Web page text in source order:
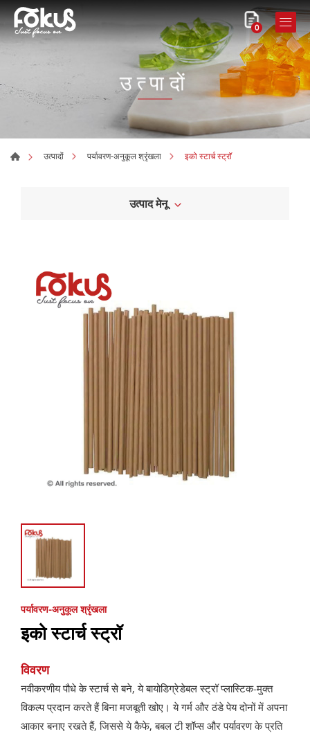
0
उत्पादों
उत्पादों पर्यावरण-अनुकूल श्रृंखला इको स्टार्च स्ट्रॉ
उत्पाद मेनू
पर्यावरण-अनुकूल श्रृंखला
इको स्टार्च स्ट्रॉ
विवरण
नवीकरणीय पौधे के स्टार्च से बने, ये बायोडिग्रेडेबल स्ट्रॉ प्लास्टिक-मुक्त
विकल्प प्रदान करते हैं बिना मजबूती खोए। ये गर्म और ठंडे पेय दोनों में अपना
आकार बनाए रखते हैं, जिससे ये कैफे, बबल टी शॉप्स और पर्यावरण के प्रति